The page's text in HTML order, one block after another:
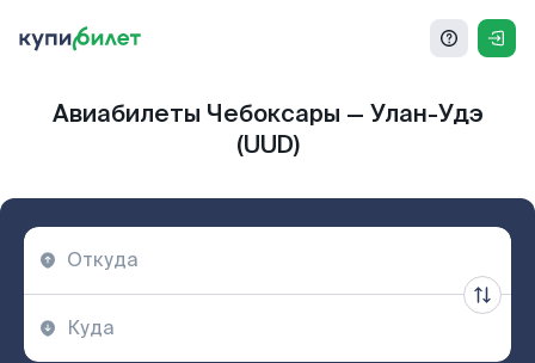
Авиабилеты Чебоксары — Улан-Удэ
(UUD)